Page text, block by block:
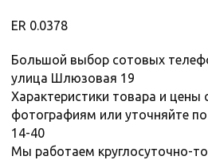
ER 0.0378
Большой выбор сотовых
улица Шлюзовая 19
Характеристики товара и цены
фотографиям или уточняйте
14-40
Мы работаем круглосуточно-